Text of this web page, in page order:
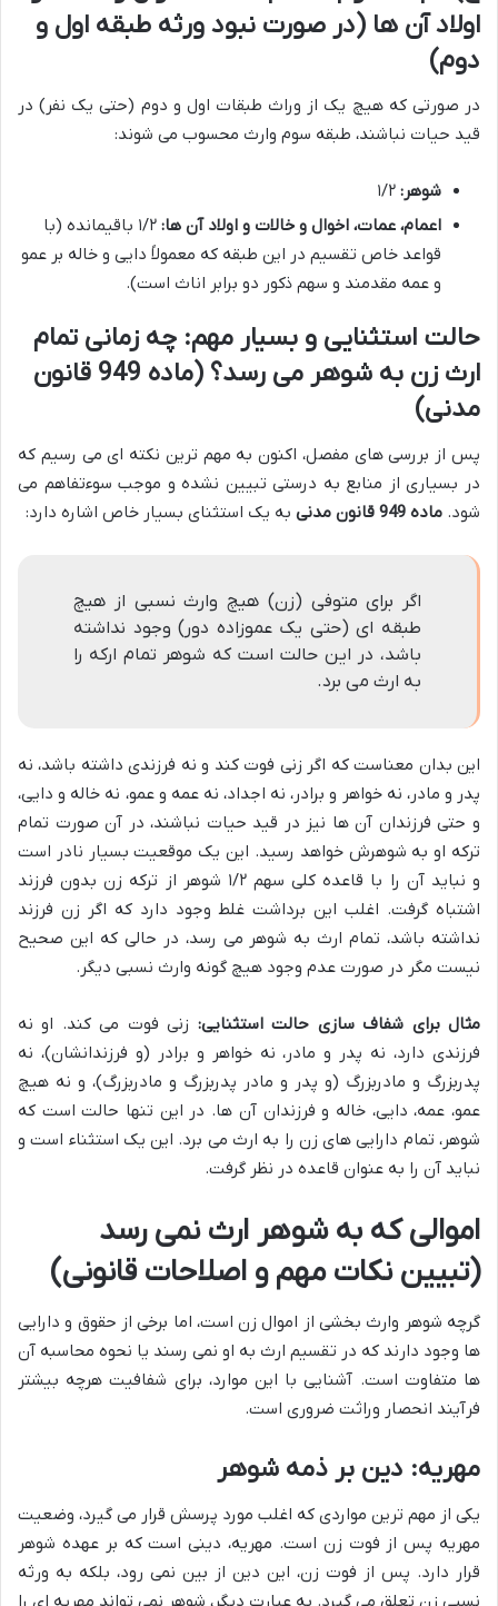
اولاد آن ها (در صورت نبود ورثه طبقه اول و
دوم)
در صورتی که هیچ یک از وراث طبقات اول و دوم (حتی یک نفر) در
قید حیات نباشند، طبقه سوم وارث محسوب می شوند:
شوهر:
اعمام، عمات، اخوال و خالات و اولاد آن ها:
۱/۲ باقیمانده (با
قواعد خاص تقسیم در این طبقه که معمولاً دایی و خاله بر عمو
و عمه مقدمند و سهم ذکور دو برابر اناث است).
حالت استثنایی و بسیار مهم: چه زمانی تمام
ارث زن به شوهر می رسد؟ (ماده 949 قانون
مدنی)
پس از بررسی های مفصل، اکنون به مهم ترین نکته ای می رسیم که
در بسیاری از منابع به درستی تبیین نشده و موجب سوءتفاهم می
شود. ماده 949 قانون مدنی به یک استثنای بسیار خاص اشاره دارد:
اگر برای متوفی (زن) هیچ وارث نسبی از هیچ
طبقه ای (حتی یک عموزاده دور) وجود نداشته
باشد، در این حالت است که شوهر تمام ارکه را
به ارث می برد.
این بدان معناست که اگر زنی فوت کند و نه فرزندی داشته باشد، نه
پدر و مادر، نه خواهر و برادر، نه اجداد، نه عمه و عمو، نه خاله و دایی،
و حتی فرزندان آن ها نیز در قید حیات نباشند، در آن صورت تمام
ترکه او به شوهرش خواهد رسید. این یک موقعیت بسیار نادر است
و نباید آن را با قاعده کلی سهم ۱/۲ شوهر از ترکه زن بدون فرزند
اشتباه گرفت. اغلب این برداشت غلط وجود دارد که اگر زن فرزند
نداشته باشد، تمام ارث به شوهر می رسد، در حالی که این صحیح
نیست مگر در صورت عدم وجود هیچ گونه وارث نسبی دیگر.
مثال برای شفاف سازی حالت استثنایی: زنی فوت می کند. او نه
فرزندی دارد، نه پدر و مادر، نه خواهر و برادر (و فرزندانشان)، نه
پدربزرگ و مادربزرگ (و پدر و مادر پدربزرگ و مادربزرگ)، و نه هیچ
عمو، عمه، دایی، خاله و فرزندان آن ها. در این تنها حالت است که
شوهر، تمام دارایی های زن را به ارث می برد. این یک استثناء است و
نباید آن را به عنوان قاعده در نظر گرفت.
اموالی که به شوهر ارث نمی رسد
(تبیین نکات مهم و اصلاحات قانونی)
گرچه شوهر وارث بخشی از اموال زن است، اما برخی از حقوق و دارایی
ها وجود دارند که در تقسیم ارث به او نمی رسند یا نحوه محاسبه آن
ها متفاوت است. آشنایی با این موارد، برای شفافیت هرچه بیشتر
فرآیند انحصار وراثت ضروری است.
مهریه: دین بر ذمه شوهر
یکی از مهم ترین مواردی که اغلب مورد پرسش قرار می گیرد، وضعیت
مهریه پس از فوت زن است. مهریه، دینی است که بر عهده شوهر
قرار دارد. پس از فوت زن، این دین از بین نمی رود، بلکه به ورثه
نسبی زن تعلق می گیرد. به عبارت دیگر، شوهر نمی تواند مهریه ای را